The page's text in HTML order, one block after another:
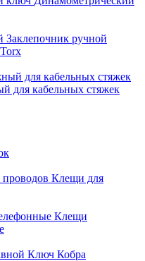
Заклепочник ручной
для кабельных стяжек
Клещи для
Клещи
Ключ Кобра